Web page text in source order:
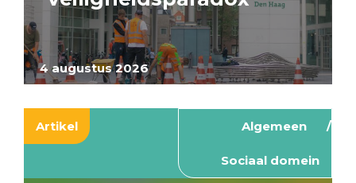
4 augustus 2026
Artikel Algemeen
Sociaal domein